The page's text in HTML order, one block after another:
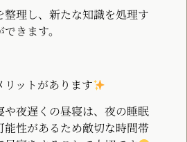
整理し、新たな知識を処理す
きます。
リットがあります
や夜遅くの昼寝は、夜の睡眠
能性があるため敵切な時間帯